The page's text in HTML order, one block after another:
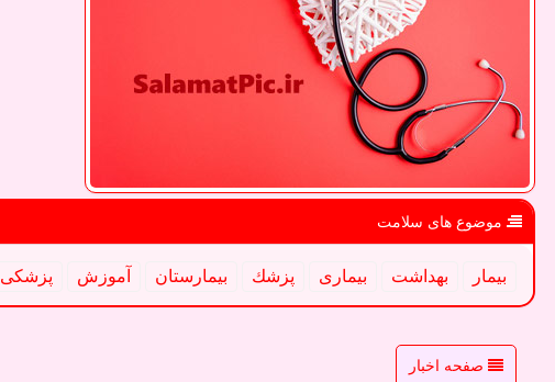
موضوع های سلامت
بیمار بهداشت بیماری پزشك بیمارستان آموزش پزشكی
صفحه اخبار